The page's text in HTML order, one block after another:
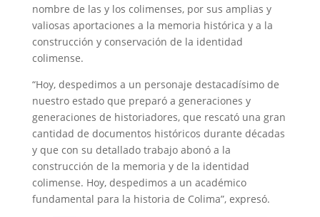
nombre de las y los colimenses, por sus amplias y
valiosas aportaciones a la memoria histórica y a la
construcción y conservación de la identidad
colimense.
“Hoy, despedimos a un personaje destacadísimo de
nuestro estado que preparó a generaciones y
generaciones de historiadores, que rescató una gran
cantidad de documentos históricos durante décadas
y que con su detallado trabajo abonó a la
construcción de la memoria y de la identidad
colimense. Hoy, despedimos a un académico
fundamental para la historia de Colima”, expresó.